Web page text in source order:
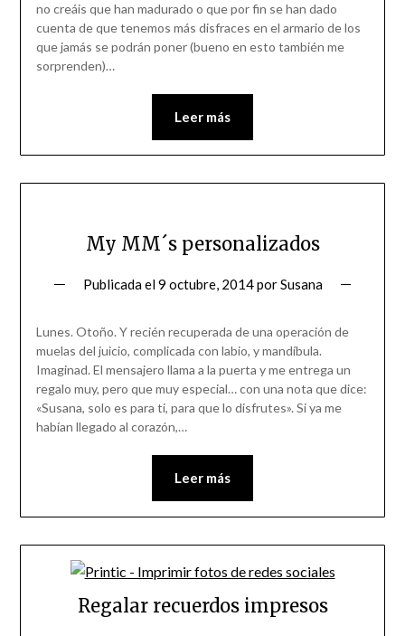
no creáis que han madurado o que por fin se han dado
cuenta de que tenemos más disfraces en el armario de los
que jamás se podrán poner (bueno en esto también me
sorprenden)…
Leer más
My MM´s personalizados
Publicada el9 octubre, 2014porSusana
Lunes. Otoño. Y recién recuperada de una operación de
muelas del juicio, complicada con labio, y mandíbula.
Imaginad. El mensajero llama a la puerta y me entrega un
regalo muy, pero que muy especial… con una nota que dice:
«Susana, solo es para ti, para que lo disfrutes». Si ya me
habían llegado al corazón,…
Leer más
Regalar recuerdos impresos